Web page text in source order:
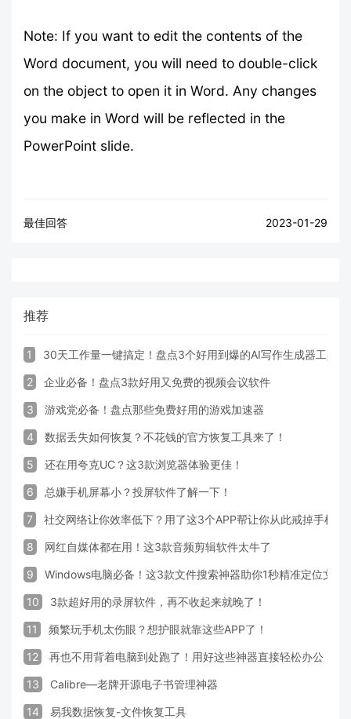
Note: If you want to edit the contents of the
Word document, you will need to double-click
on the object to open it in Word. Any changes
you make in Word will be reflected in the
PowerPoint slide.
最佳回答 2023-01-29
推荐
1 30天工作量一键搞定！盘点3个好用到爆的AI写作生成器工具
2 企业必备！盘点3款好用又免费的视频会议软件
3 游戏党必备！盘点那些免费好用的游戏加速器
4 数据丢失如何恢复？不花钱的官方恢复工具来了！
5 还在用夸克UC？这3款浏览器体验更佳！
6 总嫌手机屏幕小？投屏软件了解一下！
7 社交网络让你效率低下？用了这3个APP帮让你从此戒掉手机！
8 网红自媒体都在用！这3款音频剪辑软件太牛了
9 Windows电脑必备！这3款文件搜索神器助你1秒精准定位文件
10 3款超好用的录屏软件，再不收起来就晚了！
11 频繁玩手机太伤眼？想护眼就靠这些APP了！
12 再也不用背着电脑到处跑了！用好这些神器直接轻松办公
13 Calibre—老牌开源电子书管理神器
14 易我数据恢复-文件恢复工具